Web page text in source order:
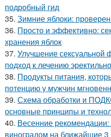
подробный гид
35. Зимние яблоки:
36. Просто и эффективно:
хранения яблок
37. Улучшение сексуальной
подход к лечению
38. Продукты питания,
потенцию у мужчин
39. Схема обработки и
основные принципы и
40. Весенние рекомендации:
виноградом на ближайшие